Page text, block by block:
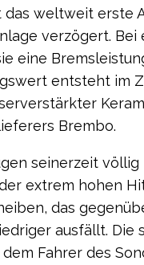
weltweit erste
verzögert. Bei
eine
entsteht im
Brembo.
seinerzeit
extrem hohen
das
ausfällt. Die
Fahrer des